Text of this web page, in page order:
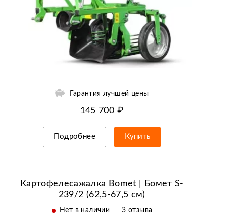
Гарантия лучшей цены
145 700 ₽
Подробнее Купить
Картофелесажалка Bomet | Бомет S-
239/2 (62,5-67,5 см)
Нет в наличии 3 отзыва